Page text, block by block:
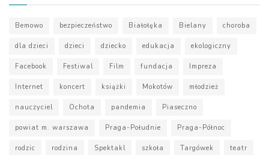
Bemowo bezpieczeństwo Białołęka Bielany choroba
dla dzieci dzieci dziecko edukacja ekologiczny
Facebook Festiwal Film fundacja Impreza
Internet koncert książki Mokotów młodzież
nauczyciel Ochota pandemia Piaseczno
powiat m. warszawa Praga-Południe Praga-Północ
rodzic rodzina Spektakl szkoła Targówek teatr